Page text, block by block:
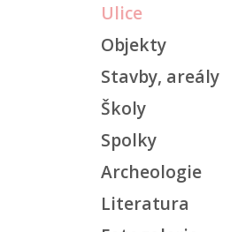
Ulice
Objekty
Stavby, areály
Školy
Spolky
Archeologie
Literatura